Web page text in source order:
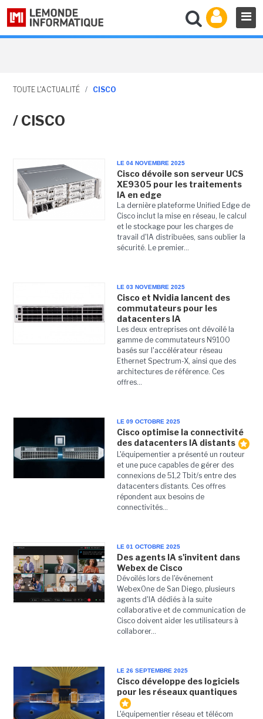
TOUTE L'ACTUALITÉ / CISCO
/ CISCO
LE 04 NOVEMBRE 2025
Cisco dévoile son serveur UCS
XE9305 pour les traitements
IA en edge
La dernière plateforme Unified Edge de
Cisco inclut la mise en réseau, le calcul
et le stockage pour les charges de
travail d'IA distribuées, sans oublier la
sécurité. Le premier...
LE 03 NOVEMBRE 2025
Cisco et Nvidia lancent des
commutateurs pour les
datacenters IA
Les deux entreprises ont dévoilé la
gamme de commutateurs N9100
basés sur l'accélérateur réseau
Ethernet Spectrum-X, ainsi que des
architectures de référence. Ces
offres...
LE 09 OCTOBRE 2025
Cisco optimise la connectivité
des datacenters IA distants
L'équipementier a présenté un routeur
et une puce capables de gérer des
connexions de 51,2 Tbit/s entre des
datacenters distants. Ces offres
répondent aux besoins de
connectivités...
LE 01 OCTOBRE 2025
Des agents IA s'invitent dans
Webex de Cisco
Dévoilés lors de l'événement
WebexOne de San Diego, plusieurs
agents d'IA dédiés à la suite
collaborative et de communication de
Cisco doivent aider les utilisateurs à
collaborer...
LE 26 SEPTEMBRE 2025
Cisco développe des logiciels
pour les réseaux quantiques
L'équipementier réseau et télécom